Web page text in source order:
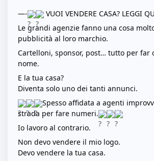
—- VUOI VENDERE CASA? LEGGI
Le grandi agenzie fanno una cosa
pubblicità al loro marchio.
Cartelloni, sponsor, post… tutto per far
nome.
E la tua casa?
Diventa solo uno dei tanti annunci.
Spesso affidata a agenti
strada per fare numeri.
Io lavoro al contrario.
Non devo vendere il mio logo.
Devo vendere la tua casa.